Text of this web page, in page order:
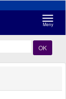
Meny
OK